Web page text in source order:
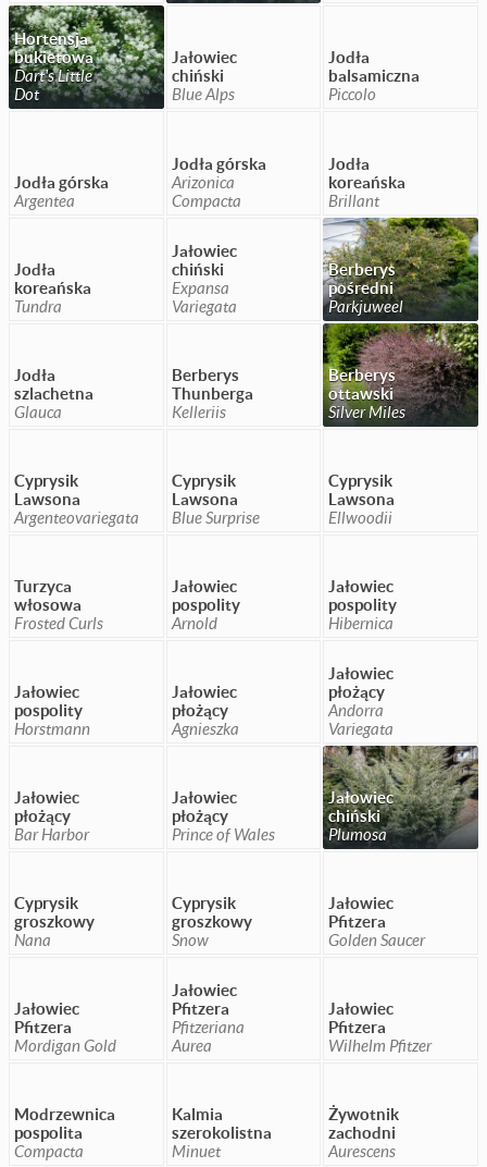
Hortensja
bukietowa
Dart's Little
Dot
Jałowiec
chiński
Blue Alps
Jodła
balsamiczna
Piccolo
Jodła górska
Argentea
Jodła górska
Arizonica
Compacta
Jodła
koreańska
Brillant
Jodła
koreańska
Tundra
Jałowiec
chiński
Expansa
Variegata
Berberys
pośredni
Parkjuweel
Jodła
szlachetna
Glauca
Berberys
Thunberga
Kelleriis
Berberys
ottawski
Silver Miles
Cyprysik
Lawsona
Argenteovariegata
Cyprysik
Lawsona
Blue Surprise
Cyprysik
Lawsona
Ellwoodii
Turzyca
włosowa
Frosted Curls
Jałowiec
pospolity
Arnold
Jałowiec
pospolity
Hibernica
Jałowiec
pospolity
Horstmann
Jałowiec
płożący
Agnieszka
Jałowiec
płożący
Andorra
Variegata
Jałowiec
płożący
Bar Harbor
Jałowiec
płożący
Prince of Wales
Jałowiec
chiński
Plumosa
Cyprysik
groszkowy
Nana
Cyprysik
groszkowy
Snow
Jałowiec
Pfitzera
Golden Saucer
Jałowiec
Pfitzera
Mordigan Gold
Jałowiec
Pfitzera
Pfitzeriana
Aurea
Jałowiec
Pfitzera
Wilhelm Pfitzer
Modrzewnica
pospolita
Compacta
Kalmia
szerokolistna
Minuet
Żywotnik
zachodni
Aurescens